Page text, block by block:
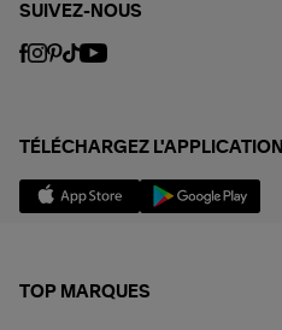
SUIVEZ-NOUS
TÉLÉCHARGEZ L'APPLICATION
TOP MARQUES